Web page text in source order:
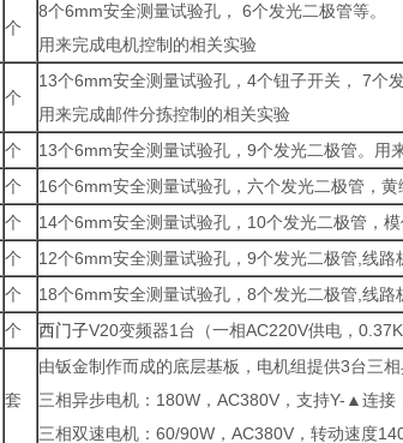
个
8个6mm安全测量试验孔， 6个发光二极管等。
用来完成电机控制的相关实验
个
13个6mm安全测量试验孔，4个钮子开关， 7个发
用来完成邮件分拣控制的相关实验
个
13个6mm安全测量试验孔，9个发光二极管。用
个
16个6mm安全测量试验孔，六个发光二极管，
个
14个6mm安全测量试验孔，10个发光二极管，
个
12个6mm安全测量试验孔，9个发光二极管,线路
个
18个6mm安全测量试验孔，8个发光二极管,线路
个 西门子V20变频器1台（一相AC220V供电，
套
由钣金制作而成的底层基板，电机组提供3台三
三相异步电机：180W，AC380V，支持Y-▲连
三相双速电机：60/90W，AC380V，转动速度